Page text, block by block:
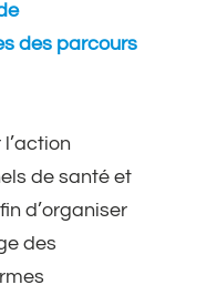
des parcours
de santé et
d’organiser
des